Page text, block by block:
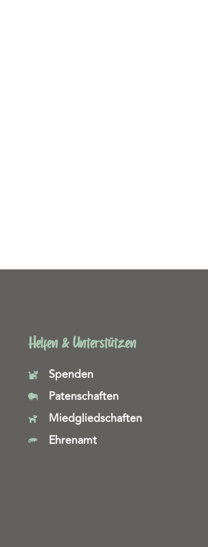
Helfen & Unterstützen
Spenden
Patenschaften
Miedgliedschaften
Ehrenamt